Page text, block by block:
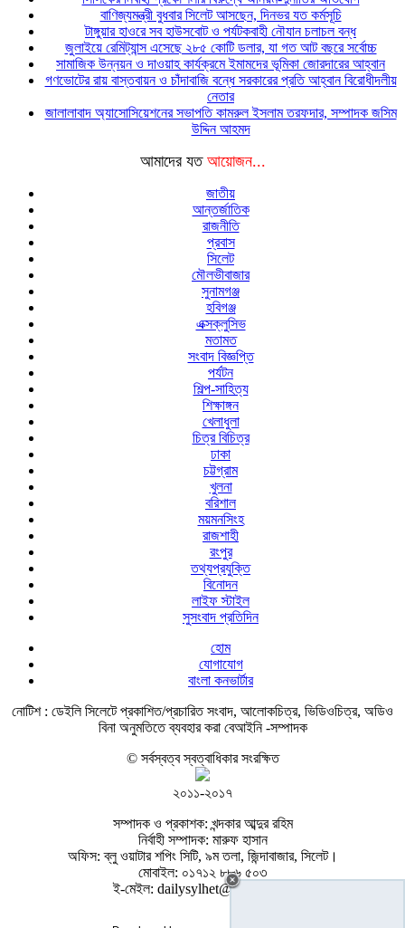
বাণিজ্যমন্ত্রী বুধবার সিলেট আসছেন, দিনভর যত কর্মসূচি
টাঙ্গুয়ার হাওরে সব হাউসবোট ও পর্যটকবাহী নৌযান চলাচল বন্ধ
জুলাইয়ে রেমিট্যান্স এসেছে ২৮৫ কোটি ডলার, যা গত আট বছরে সর্বোচ্চ
সামাজিক উন্নয়ন ও দাওয়াহ কার্যক্রমে ইমামদের ভূমিকা জোরদারের আহ্বান
গণভোটের রায় বাস্তবায়ন ও চাঁদাবাজি বন্ধে সরকারের প্রতি আহ্বান বিরোধীদলীয়
নেতার
জালালাবাদ অ্যাসোসিয়েশনের সভাপতি কামরুল ইসলাম তরফদার, সম্পাদক জসিম
উদ্দিন আহমদ
আমাদের যত আয়োজন...
জাতীয়
আন্তর্জাতিক
রাজনীতি
প্রবাস
সিলেট
মৌলভীবাজার
সুনামগঞ্জ
হবিগঞ্জ
এক্সক্লুসিভ
মতামত
সংবাদ বিজ্ঞপ্তি
পর্যটন
শিল্প-সাহিত্য
শিক্ষাঙ্গন
খেলাধুলা
চিত্র বিচিত্র
ঢাকা
চট্টগ্রাম
খুলনা
বরিশাল
ময়মনসিংহ
রাজশাহী
রংপুর
তথ্যপ্রযুক্তি
বিনোদন
লাইফ স্টাইল
সুসংবাদ প্রতিদিন
হোম
যোগাযোগ
বাংলা কনভার্টার
নোটিশ : ডেইলি সিলেটে প্রকাশিত/প্রচারিত সংবাদ, আলোকচিত্র, ভিডিওচিত্র, অডিও
বিনা অনুমতিতে ব্যবহার করা বেআইনি -সম্পাদক
© সর্বস্বত্ব স্বত্বাধিকার সংরক্ষিত
২০১১-২০১৭
সম্পাদক ও প্রকাশক: খন্দকার আব্দুর রহিম
নির্বাহী সম্পাদক: মারুফ হাসান
অফিস: ব্লু ওয়াটার শপিং সিটি, ৯ম তলা, জিন্দাবাজার, সিলেট।
মোবাইল: ০১৭১২ ৮৮৬ ৫০৩
ই-মেইল: dailysylhet@gmail.com